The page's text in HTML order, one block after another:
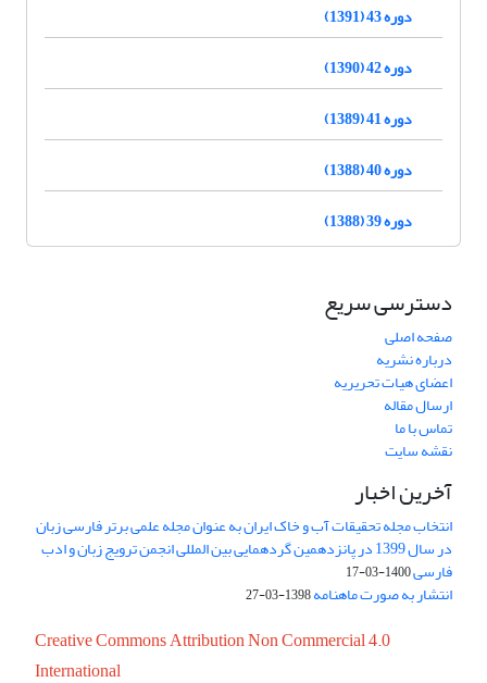
دوره 43 (1391)
دوره 42 (1390)
دوره 41 (1389)
دوره 40 (1388)
دوره 39 (1388)
دسترسی سریع
صفحه اصلی
درباره نشریه
اعضای هیات تحریریه
ارسال مقاله
تماس با ما
نقشه سایت
آخرین اخبار
انتخاب مجله تحقیقات آب و خاک ایران به عنوان مجله علمی برتر فارسی زبان
در سال 1399 در پانزدهمین گردهمایی بین المللی انجمن ترویج زبان و ادب
فارسی1400-03-17
انتشار به صورت ماهنامه1398-03-27
Creative Commons Attribution Non Commercial 4.0
International